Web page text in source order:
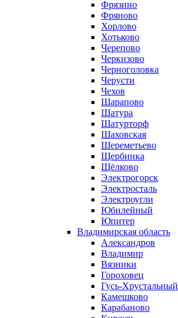
Фрязино
Фряново
Хорлово
Хотьково
Черепово
Черкизово
Черноголовка
Черусти
Чехов
Шарапово
Шатура
Шатурторф
Шаховская
Шереметьево
Щербинка
Щёлково
Электрогорск
Электросталь
Электроугли
Юбилейный
Юпитер
Владимирская область
Александров
Владимир
Вязники
Гороховец
Гусь-Хрустальный
Камешково
Карабаново